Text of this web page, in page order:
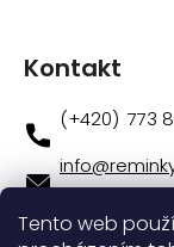
Tento web
Kontakt
info@
773
773 850 809